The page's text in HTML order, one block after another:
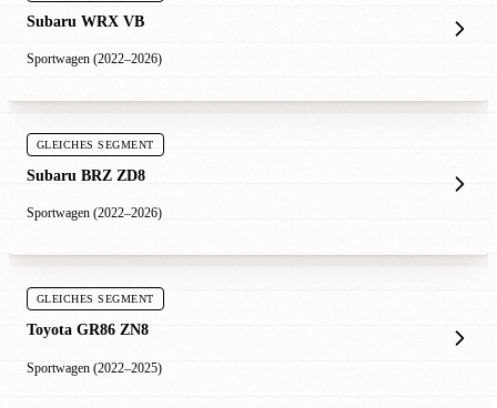
Subaru WRX VB
Sportwagen (2022–2026)
GLEICHES SEGMENT
Subaru BRZ ZD8
Sportwagen (2022–2026)
GLEICHES SEGMENT
Toyota GR86 ZN8
Sportwagen (2022–2025)